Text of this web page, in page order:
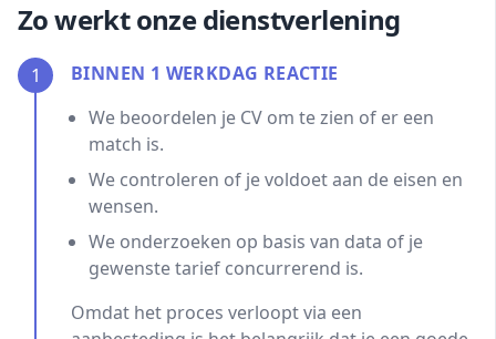
Zo werkt onze dienstverlening
1
BINNEN 1 WERKDAG REACTIE
We beoordelen je CV om te zien of er een
match is.
We controleren of je voldoet aan de eisen en
wensen.
We onderzoeken op basis van data of je
gewenste tarief concurrerend is.
Omdat het proces verloopt via een